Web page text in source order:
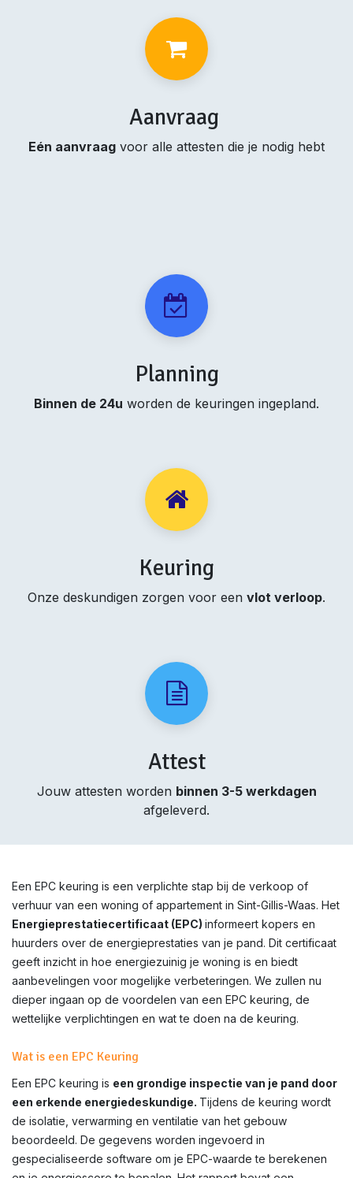
Aanvraag
Eén aanvraag voor alle attesten die je nodig hebt
Planning
Binnen de 24u worden de keuringen ingepland.
Keuring
Onze deskundigen zorgen voor een vlot verloop.
Attest
Jouw attesten worden binnen 3-5 werkdagen
afgeleverd.
Een EPC keuring is een verplichte stap bij de verkoop of
verhuur van een woning of appartement in Sint-Gillis-Waas. Het
Energieprestatiecertificaat (EPC) informeert kopers en
huurders over de energieprestaties van je pand. Dit certificaat
geeft inzicht in hoe energiezuinig je woning is en biedt
aanbevelingen voor mogelijke verbeteringen. We zullen nu
dieper ingaan op de voordelen van een EPC keuring, de
wettelijke verplichtingen en wat te doen na de keuring.
Wat is een EPC Keuring
Een EPC keuring is een grondige inspectie van je pand door
een erkende energiedeskundige. Tijdens de keuring wordt
de isolatie, verwarming en ventilatie van het gebouw
beoordeeld. De gegevens worden ingevoerd in
gespecialiseerde software om je EPC-waarde te berekenen